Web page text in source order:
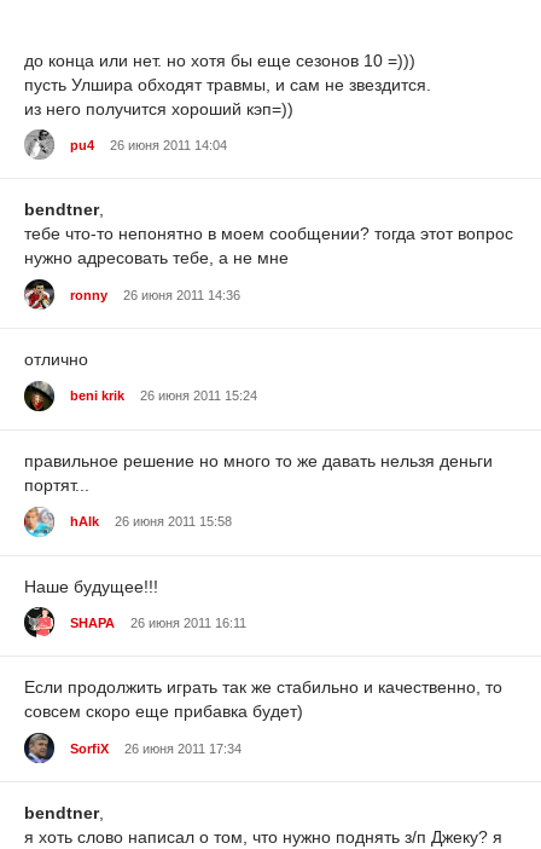
до конца или нет. но хотя бы еще сезонов 10 =)))
пусть Улшира обходят травмы, и сам не звездится.
из него получится хороший кэп=))
pu4 26 июня 2011 14:04
bendtner,
тебе что-то непонятно в моем сообщении? тогда этот вопрос
нужно адресовать тебе, а не мне
ronny 26 июня 2011 14:36
отлично
beni krik 26 июня 2011 15:24
правильное решение но много то же давать нельзя деньги
портят...
hAlk 26 июня 2011 15:58
Наше будущее!!!
SHAPA 26 июня 2011 16:11
Если продолжить играть так же стабильно и качественно, то
совсем скоро еще прибавка будет)
SorfiX 26 июня 2011 17:34
bendtner,
я хоть слово написал о том, что нужно поднять з/п Джеку? я